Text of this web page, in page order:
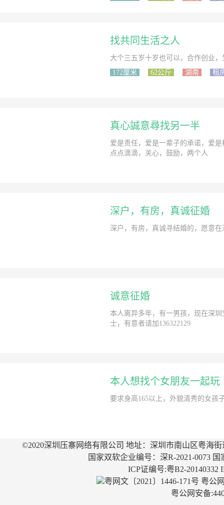
找共同生活之人
大个三五岁十岁也可以，合作创业，
172厘米
62公斤 湖南 租
真心誠意尋找另一半
爱是责任，爱是一辈子的承诺，爱
点点滴滴，关心，鼓励，两个人
深户，有房，真诚征婚
深户，有房，真诚寻结婚的，愿意在
诚意征婚
本人离异多年，有一男孩，现在深
士，有意者请加136322129
本人想找个女朋友一起玩
要求身高165以上，外貌清秀的女
©2020深圳压寨网络有限公司 地址：深圳市南山区粤海
国家双软企业编号：深R-2021-0073
ICP证编号:粤B2-20140332
粤网文〔2021〕1446-171号 粤公
粤公网安备